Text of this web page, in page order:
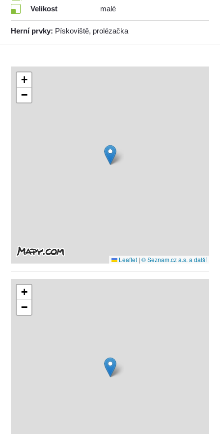
Velikost
malé
Herní prvky: Pískoviště, prolézačka
+
−
Leaflet | © Seznam.cz a.s. a další
+
−